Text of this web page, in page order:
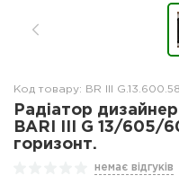
Код товару: BR III
Радіатор
BARI ІІI G 13/605/
горизонт.
немає відгуків